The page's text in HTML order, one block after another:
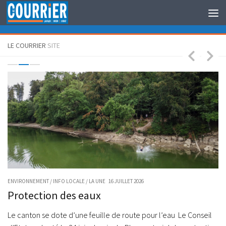
Au dessous du contenu
LE COURRIER SITE
ENVIRONNEMENT / INFO LOCALE / LA UNE 16 JUILLET 2026
Protection des eaux
Le canton se dote d’une feuille de route pour l’eau Le Conseil